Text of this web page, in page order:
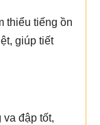
thiểu tiếng ồn
giúp tiết
đập tốt,